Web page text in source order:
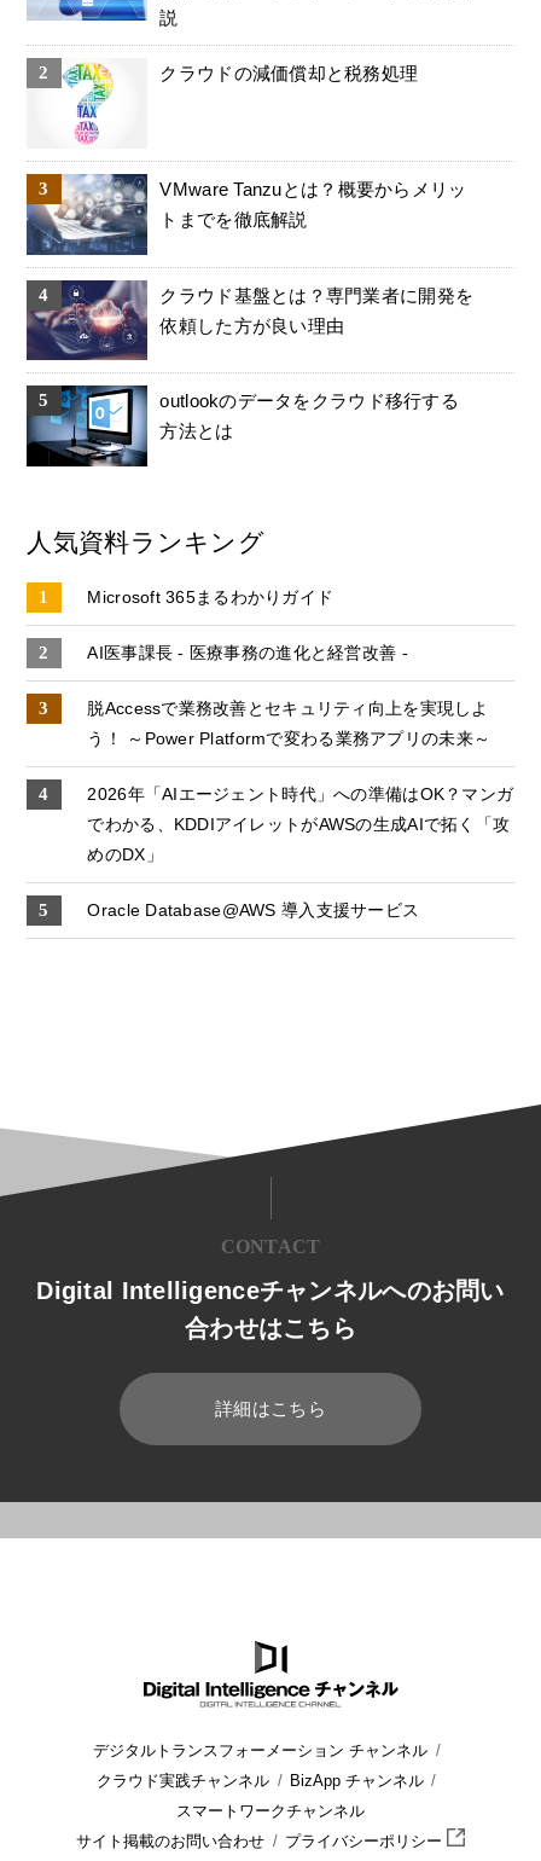
説
クラウドの減価償却と税務処理
VMware Tanzuとは？概要からメリッ
トまでを徹底解説
クラウド基盤とは？専門業者に開発を
依頼した方が良い理由
outlookのデータをクラウド移行する
方法とは
人気資料ランキング
Microsoft 365まるわかりガイド
AI医事課長 - 医療事務の進化と経営改善 -
脱Accessで業務改善とセキュリティ向上を実現しよ
う！ ～Power Platformで変わる業務アプリの未来～
2026年「AIエージェント時代」への準備はOK？マンガ
でわかる、KDDIアイレットがAWSの生成AIで拓く「攻
めのDX」
Oracle Database@AWS 導入支援サービス
CONTACT
Digital Intelligenceチャンネルへのお問い
合わせはこちら
詳細はこちら
デジタルトランスフォーメーション チャンネル
クラウド実践チャンネル
BizApp チャンネル
スマートワークチャンネル
サイト掲載のお問い合わせ
プライバシーポリシー